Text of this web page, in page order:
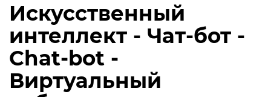
Искусственный
интеллект - Чат-бот -
Chat-bot -
Виртуальный